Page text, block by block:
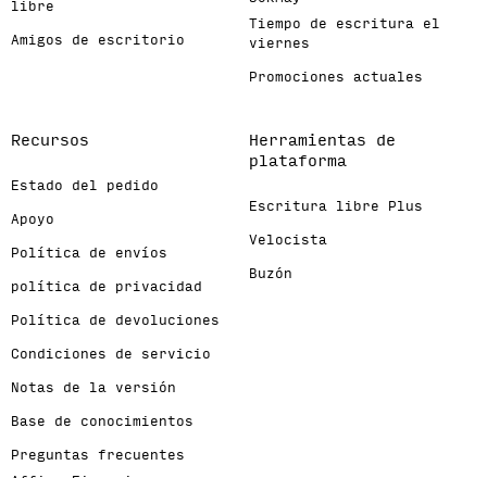
libre
Amigos de escritorio
Herramientas de
plataforma
Escritura libre Plus
Velocista
Buzón
Tiempo de escritura el
viernes
Promociones actuales
Recursos
Estado del pedido
Apoyo
Política de envíos
política de privacidad
Política de devoluciones
Condiciones de servicio
Notas de la versión
Base de conocimientos
Preguntas frecuentes